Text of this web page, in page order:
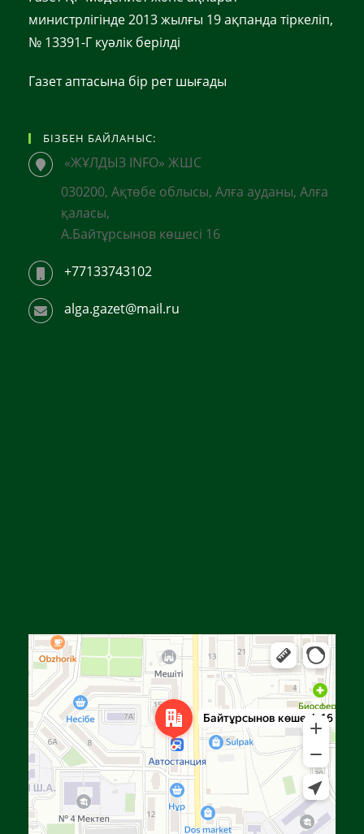
министрлігінде 2013 жылғы 19 ақпанда тіркеліп,
№ 13391-Г куәлік берілді
Газет аптасына бір рет шығады
БІЗБЕН БАЙЛАНЫС:
«ЖҰЛДЫЗ INFO» ЖШС
030200, Ақтөбе облысы, Алға ауданы, Алға
қаласы,
А.Байтұрсынов көшесі 16
+77133743102
alga.gazet@mail.ru
Яндекс Карталар — көлік, навигация, орындарды іздеу